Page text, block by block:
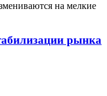
на мелкие
рынка